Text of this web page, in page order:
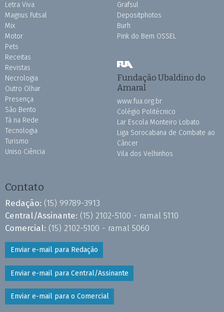
Letra Viva
Magnus Futsal
Mix
Motor
Pets
Receitas
Revistas
Necrologia
Outro Olhar
Presença
São Bento
Tá na Rede
Tecnologia
Turismo
Uniso Ciência
Grafsul
Depositphotos
Burh
Pink do Bem OSSEL
Fundação Ubaldino do
Amaral
www.fua.org.br
Colégio Politécnico
Lar Escola Monteiro Lobato
Liga Sorocabana de Combate ao
Câncer
Vila dos Velhinhos
Contato
Redação: (15) 99789-3913
Central/Assinante: (15) 2102-5100 - ramal 5110
Comercial: (15) 2102-5100 - ramal 5060
Enviar e-mail para Redação
Enviar e-mail para Central/Assinante
Enviar e-mail para o Comercial